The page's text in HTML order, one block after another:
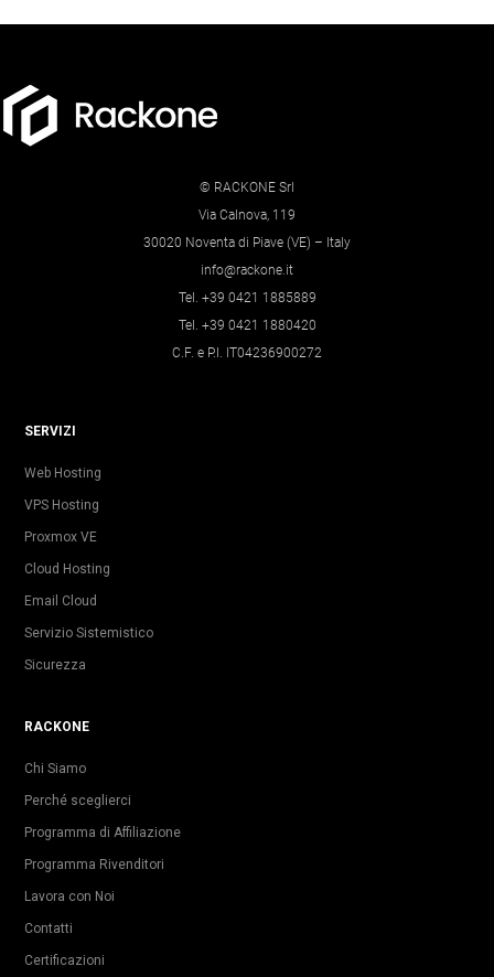
© RACKONE Srl
Via Calnova, 119
30020 Noventa di Piave (VE) – Italy
info@rackone.it
Tel. +39 0421 1885889
Tel. +39 0421 1880420
C.F. e P.I. IT04236900272
SERVIZI
Web Hosting
VPS Hosting
Proxmox VE
Cloud Hosting
Email Cloud
Servizio Sistemistico
Sicurezza
RACKONE
Chi Siamo
Perché sceglierci
Programma di Affiliazione
Programma Rivenditori
Lavora con Noi
Contatti
Certificazioni